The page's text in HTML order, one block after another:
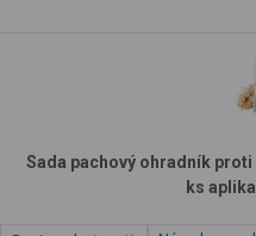
Sada pachový ohradník
ks